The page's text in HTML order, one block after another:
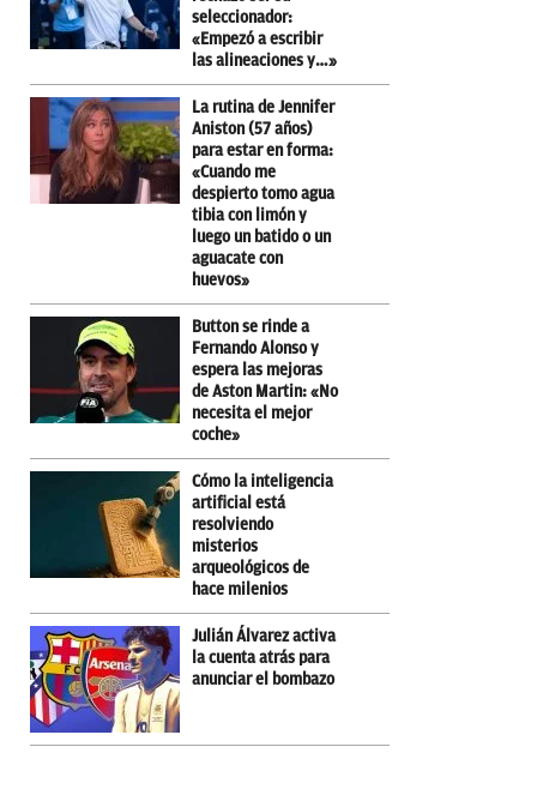
seleccionador:
«Empezó a escribir
las alineaciones y…»
La rutina de Jennifer
Aniston (57 años)
para estar en forma:
«Cuando me
despierto tomo agua
tibia con limón y
luego un batido o un
aguacate con
huevos»
Button se rinde a
Fernando Alonso y
espera las mejoras
de Aston Martin: «No
necesita el mejor
coche»
Cómo la inteligencia
artificial está
resolviendo
misterios
arqueológicos de
hace milenios
Julián Álvarez activa
la cuenta atrás para
anunciar el bombazo